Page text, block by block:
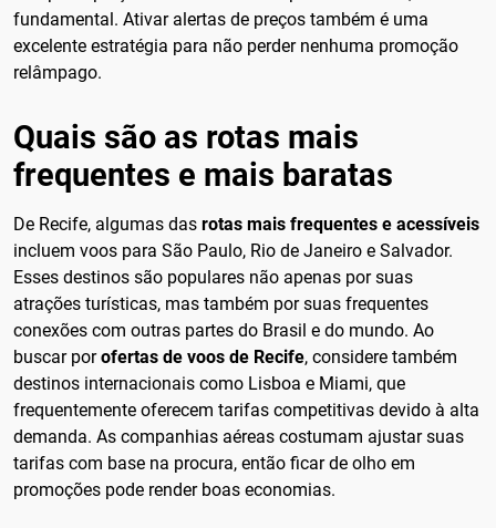
fundamental. Ativar alertas de preços também é uma
excelente estratégia para não perder nenhuma promoção
relâmpago.
Quais são as rotas mais
frequentes e mais baratas
De Recife, algumas das rotas mais frequentes e acessíveis
incluem voos para São Paulo, Rio de Janeiro e Salvador.
Esses destinos são populares não apenas por suas
atrações turísticas, mas também por suas frequentes
conexões com outras partes do Brasil e do mundo. Ao
buscar porofertas de voos de Recife, considere também
destinos internacionais como Lisboa e Miami, que
frequentemente oferecem tarifas competitivas devido à alta
demanda. As companhias aéreas costumam ajustar suas
tarifas com base na procura, então ficar de olho em
promoções pode render boas economias.